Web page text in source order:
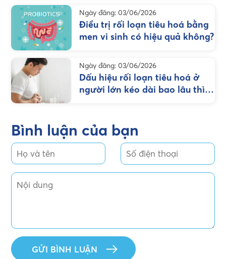
Ngày đăng: 03/06/2026
Điều trị rối loạn tiêu hoá bằng
men vi sinh có hiệu quả không?
Ngày đăng: 03/06/2026
Dấu hiệu rối loạn tiêu hoá ở
người lớn kéo dài bao lâu thì
Bình luận của bạn